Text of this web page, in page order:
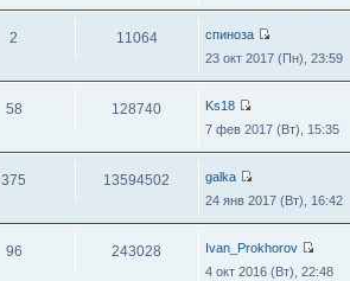
2 11064
спиноза
23 окт 2017 (Пн), 23:59
58 128740
Ks18
7 фев 2017 (Вт), 15:35
375 13594502
galka
24 янв 2017 (Вт), 16:42
96 243028
Ivan_Prokhorov
4 окт 2016 (Вт), 22:48